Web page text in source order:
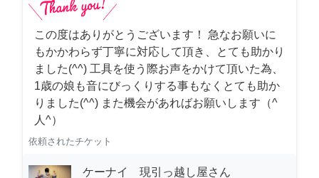
この度はありがとうございます！ 急なお願いに
もかかわらず丁寧に対応して頂き、とても助かり
ました(^^) 工具を使う際お声をかけて頂いた為、
1歳の娘も音にびっくりする事もなくとても助か
りました(^^) また機会があればお願いします（^
人^）
依頼されたチケット
ケーナイ 現引っ越し屋さん